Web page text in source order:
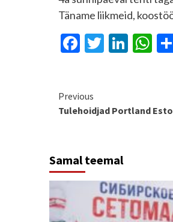
Täname liikmeid,
Facebook
Twitter
Continue
Reading
Previous
Tulehoidjad Portland
Samal teemal